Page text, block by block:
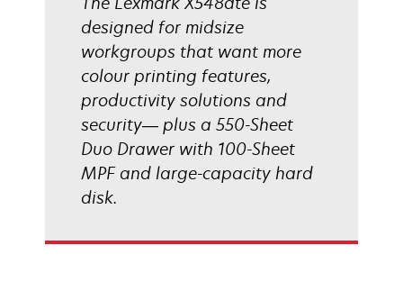
designed for midsize
workgroups that want more
colour printing features,
productivity solutions and
security— plus a 550-Sheet
Duo Drawer with 100-Sheet
MPF and large-capacity hard
disk.